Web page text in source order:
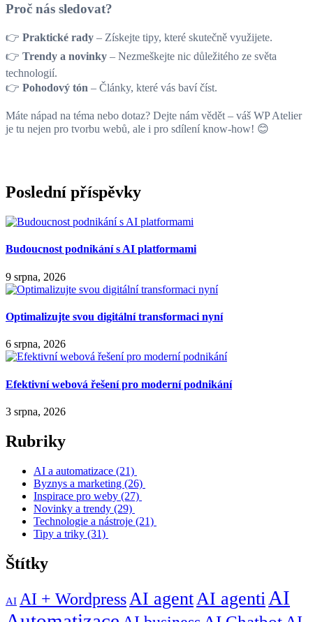
Proč nás sledovat?
👉 Praktické rady – Získejte tipy, které skutečně využijete.
👉 Trendy a novinky – Nezmeškejte nic důležitého ze světa
technologií.
👉 Pohodový tón – Články, které vás baví číst.
Máte nápad na téma nebo dotaz? Dejte nám vědět – váš WP Atelier
je tu nejen pro tvorbu webů, ale i pro sdílení know-how! 😊
Poslední příspěvky
Budoucnost podnikání s AI platformami
9 srpna, 2026
Optimalizujte svou digitální transformaci nyní
6 srpna, 2026
Efektivní webová řešení pro moderní podnikání
3 srpna, 2026
Rubriky
AI a automatizace (21)
Byznys a marketing (26)
Inspirace pro weby (27)
Novinky a trendy (29)
Technologie a nástroje (21)
Tipy a triky (31)
Štítky
AI AI + WordpressAI agentAI agentiAI